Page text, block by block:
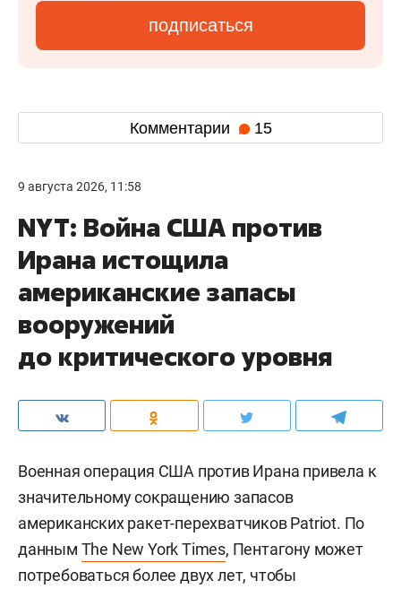
подписаться
Комментарии 15
9 августа 2026, 11:58
NYT: Война США против
Ирана истощила
американские запасы
вооружений
до критического уровня
Военная операция США против Ирана привела к
значительному сокращению запасов
американских ракет-перехватчиков Patriot. По
данным The New York Times, Пентагону может
потребоваться более двух лет, чтобы